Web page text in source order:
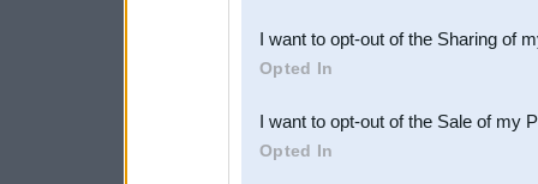
Downstream Participants
third parties.
I want to opt-out of the Sharing of
Opted In
I want to opt-out of the Sale of my
Opted In